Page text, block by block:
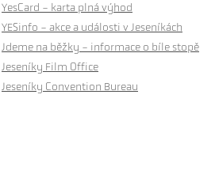
YesCard - karta plná výhod
YESinfo - akce a události v Jeseníkách
Jdeme na běžky - informace o bíle stopě
Jeseníky Film Office
Jeseníky Convention Bureau